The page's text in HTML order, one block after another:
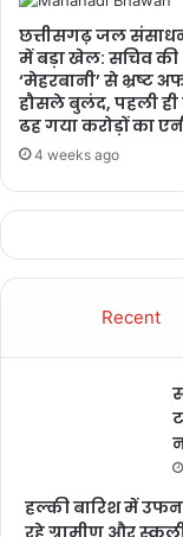
छत्तीसगढ़ जल
में बड़ा खेल: सचिव की
‘मेहरबानी’ से भ्रष्ट
हौसले बुलंद, पहली ही
ढह गया करोड़ों का
4 weeks ago
Recent
हल्की बारिश में